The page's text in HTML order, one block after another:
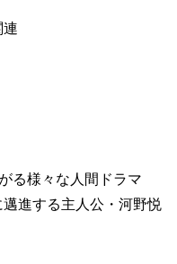
連
る様々な人間ドラマ
邁進する主人公・河野悦